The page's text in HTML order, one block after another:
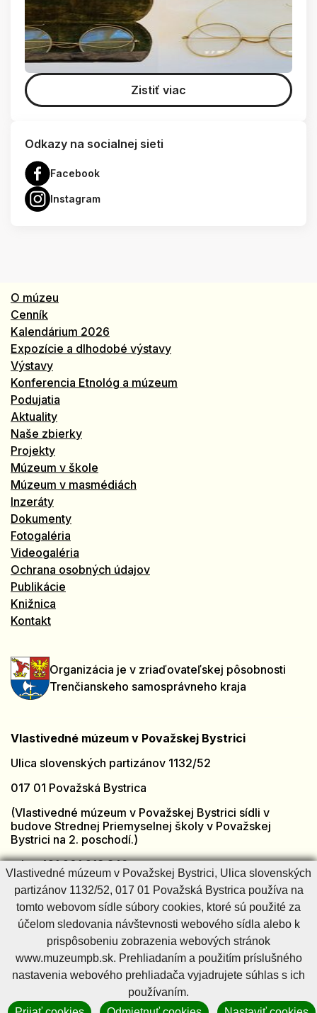
Zistiť viac
Odkazy na socialnej sieti
Facebook
Instagram
O múzeu
Cenník
Kalendárium 2026
Expozície a dlhodobé výstavy
Výstavy
Konferencia Etnológ a múzeum
Podujatia
Aktuality
Naše zbierky
Projekty
Múzeum v škole
Múzeum v masmédiách
Inzeráty
Dokumenty
Fotogaléria
Videogaléria
Ochrana osobných údajov
Publikácie
Knižnica
Kontakt
Organizácia je v zriaďovateľskej pôsobnosti
Trenčianskeho samosprávneho kraja
Vlastivedné múzeum v Považskej Bystrici
Ulica slovenských partizánov 1132/52
017 01 Považská Bystrica
(Vlastivedné múzeum v Považskej Bystrici sídli v
budove Strednej Priemyselnej školy v Považskej
Bystrici na 2. poschodí.)
tel.: +421 901 918 846
e-mail:muzeumpb@muzeumpb.sk
Otvorené: [PO - PI]7:00 – 15:00
Zatvorené: [SO - NE] a sviatky
Cookies nastavenieCookies - viac informáciíVyhlásenie o prístupnosti
Technický prevádzkovateľ
Správca obsahu
GenerujeCMS BUXUS
Vlastivedné múzeum v Považskej Bystrici, Ulica slovenských
partizánov 1132/52, 017 01 Považská Bystrica používa na
tomto webovom sídle súbory cookies, ktoré sú použité za
účelom sledovania návštevnosti webového sídla alebo k
prispôsobeniu zobrazenia webových stránok
www.muzeumpb.sk. Prehliadaním a použitím príslušného
nastavenia webového prehliadača vyjadrujete súhlas s ich
používaním.